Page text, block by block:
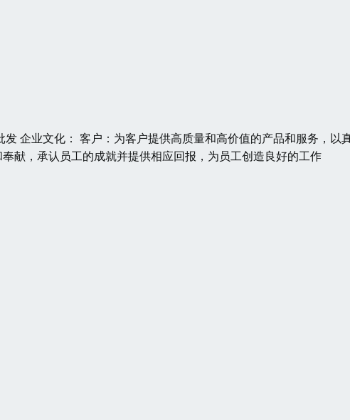
企业文化： 客户：为客户提供高质量和高价值的产品和服务，以
献，承认员工的成就并提供相应回报，为员工创造良好的工作